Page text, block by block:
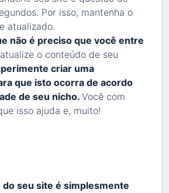
Por isso, mantenha o
atualizado.
não é preciso que você entre
o conteúdo de seu
criar uma
que isto ocorra de acordo
de seu nicho. Você com
isso ajuda e, muito!
do seu site é simplesmente